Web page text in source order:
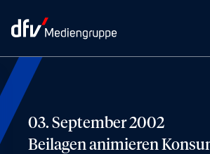
03. September 2002
Beilagen animieren